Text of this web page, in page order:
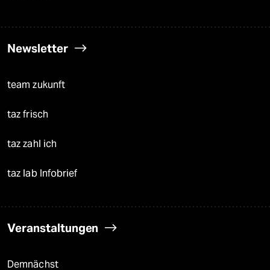
Newsletter
team zukunft
taz frisch
taz zahl ich
taz lab Infobrief
Veranstaltungen
Demnächst